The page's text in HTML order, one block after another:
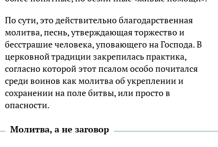
По сути, это действительно благодарственная
молитва, песнь, утверждающая торжество и
бесстрашие человека, уповающего на Господа. В
церковной традиции закрепилась практика,
согласно которой этот псалом особо почитался
среди воинов как молитва об укреплении и
сохранении на поле битвы, или просто в
опасности.
Молитва, а не заговор